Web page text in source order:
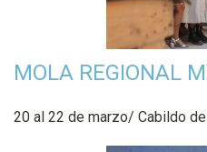
MOLA REGIONAL
20 al 22 de marzo/ Cabildo